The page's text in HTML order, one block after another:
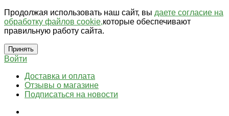
Продолжая использовать наш сайт, вы даете согласие на
обработку файлов cookie,которые обеспечивают
правильную работу сайта.
Принять
Войти
Доставка и оплата
Отзывы о магазине
Подписаться на новости